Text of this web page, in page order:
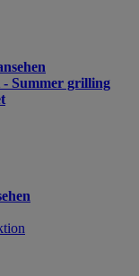
Summer grilling